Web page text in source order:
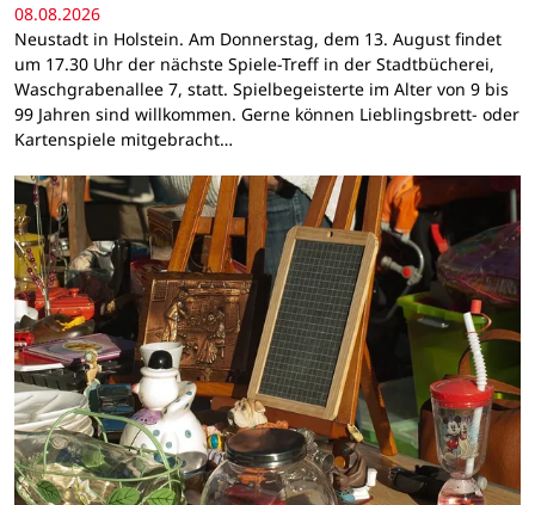
08.08.2026
Neustadt in Holstein. Am Donnerstag, dem 13. August findet
um 17.30 Uhr der nächste Spiele-Treff in der Stadtbücherei,
Waschgrabenallee 7, statt. Spielbegeisterte im Alter von 9 bis
99 Jahren sind willkommen. Gerne können Lieblingsbrett- oder
Kartenspiele mitgebracht…